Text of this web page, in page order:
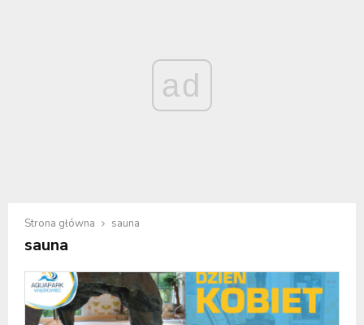
ad
Strona główna sauna
sauna